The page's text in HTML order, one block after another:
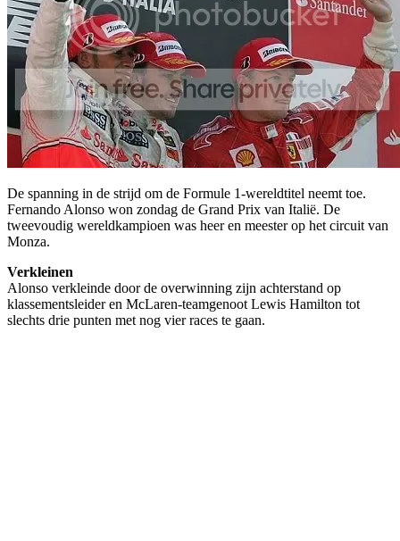
De spanning in de strijd om de Formule 1-wereldtitel neemt toe.
Fernando Alonso won zondag de Grand Prix van Italië. De
tweevoudig wereldkampioen was heer en meester op het circuit van
Monza.
Verkleinen
Alonso verkleinde door de overwinning zijn achterstand op
klassementsleider en McLaren-teamgenoot Lewis Hamilton tot
slechts drie punten met nog vier races te gaan.